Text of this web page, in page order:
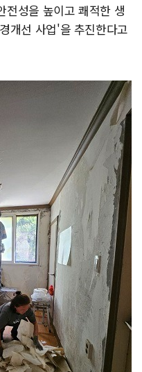
전성을 높이고 쾌적한 생
개선 사업'을 추진한다고